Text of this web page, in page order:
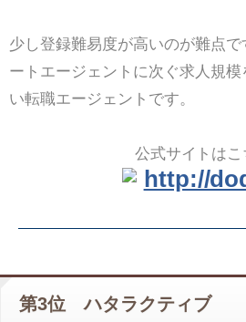
少し登録難易度が高いのが難点
ートエージェントに次ぐ求人規
い転職エージェントです。
公式サイトはこ
http://
第3位 ハタラクティブ